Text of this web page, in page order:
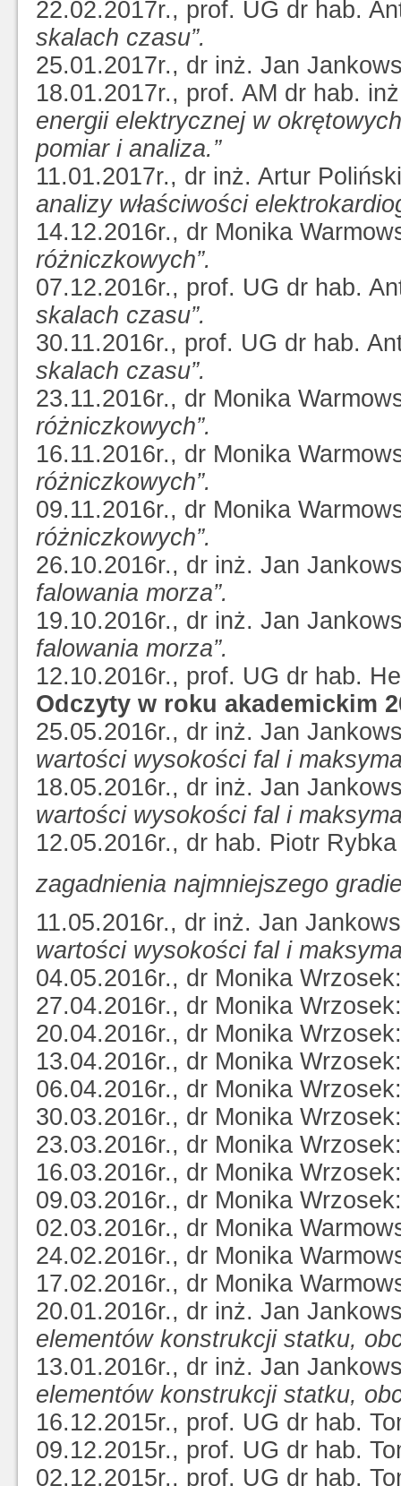
22.02.2017r., prof. UG dr hab.
skalach czasu”.
25.01.2017r., dr inż. Jan
18.01.2017r., prof. AM dr hab.
energii elektrycznej w
pomiar i analiza.”
11.01.2017r., dr inż. Artur
analizy właściwości
14.12.2016r., dr Monika
różniczkowych”.
07.12.2016r., prof. UG dr hab.
skalach czasu”.
30.11.2016r., prof. UG dr hab.
skalach czasu”.
23.11.2016r., dr Monika
różniczkowych”.
16.11.2016r., dr Monika
różniczkowych”.
09.11.2016r., dr Monika
różniczkowych”.
26.10.2016r., dr inż. Jan
falowania morza”.
19.10.2016r., dr inż. Jan
falowania morza”.
12.10.2016r., prof. UG dr hab.
Odczyty w roku akademickim
25.05.2016r., dr inż. Jan
wartości wysokości fal i
18.05.2016r., dr inż. Jan
wartości wysokości fal i
12.05.2016r., dr hab. Piotr
zagadnienia najmniejszego
11.05.2016r., dr inż. Jan
wartości wysokości fal i
04.05.2016r., dr Monika
27.04.2016r., dr Monika
20.04.2016r., dr Monika
13.04.2016r., dr Monika
06.04.2016r., dr Monika
30.03.2016r., dr Monika
23.03.2016r., dr Monika
16.03.2016r., dr Monika
09.03.2016r., dr Monika
02.03.2016r., dr Monika
24.02.2016r., dr Monika
17.02.2016r., dr Monika
20.01.2016r., dr inż. Jan
elementów konstrukcji statku,
13.01.2016r., dr inż. Jan
elementów konstrukcji statku,
16.12.2015r., prof. UG dr hab.
09.12.2015r., prof. UG dr hab.
02.12.2015r., prof. UG dr hab.